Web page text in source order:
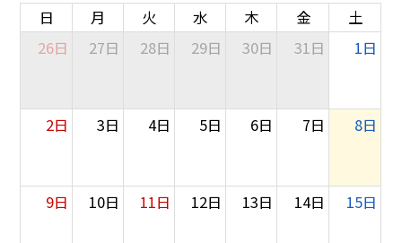
日 月 火 水 木 金
土
26日
27日 28日 29日 30日 31日 1日
2日 3日 4日 5日 6日 7日 8日
9日 10日 11日 12日 13日 14日 15日